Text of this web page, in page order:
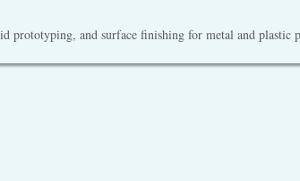
prototyping, and surface finishing for metal and plastic